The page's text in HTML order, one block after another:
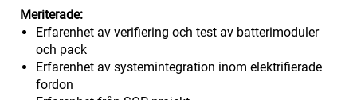
Meriterade:
Erfarenhet av verifiering och test av batterimoduler
och pack
Erfarenhet av systemintegration inom elektrifierade
fordon